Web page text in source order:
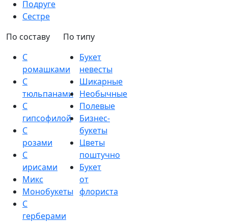
Подруге
Сестре
По составу
С
ромашками
С
тюльпанами
С
гипсофилой
С
розами
С
ирисами
Микс
Монобукеты
С
герберами
По типу
Букет
невесты
Шикарные
Необычные
Полевые
Бизнес-
букеты
Цветы
поштучно
Букет
от
флориста